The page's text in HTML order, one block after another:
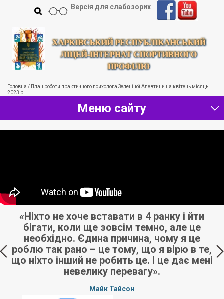
ХАРКІВСЬКИЙ РЕСПУБЛІКАНСЬКИЙ
ЛІЦЕЙ-ІНТЕРНАТ СПОРТИВНОГО
ПРОФІЛЮ
Версія для слабозорих
Головна / План роботи практичного психолога Зеленіної Алевтини на квітень місяць
2023 р
Меню сайту
«Ніхто не хоче вставати в 4 ранку і йти
бігати, коли ще зовсім темно, але це
необхідно. Єдина причина, чому я це
роблю так рано – це тому, що я вірю в те,
що ніхто інший не робить це. І це дає мені
невелику перевагу».
Майк Тайсон